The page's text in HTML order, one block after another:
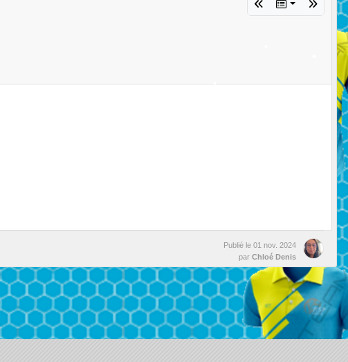
Publié le 01 nov. 2024
par Chloé Denis